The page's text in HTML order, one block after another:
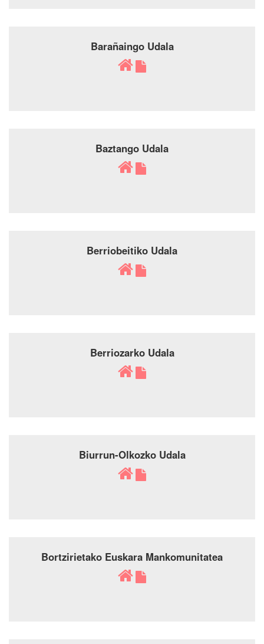
Barañaingo Udala
Baztango Udala
Berriobeitiko Udala
Berriozarko Udala
Biurrun-Olkozko Udala
Bortzirietako Euskara Mankomunitatea